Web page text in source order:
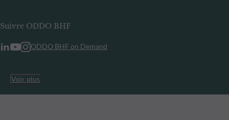
Suivre ODDO BHF
ODDO BHF on Demand
Voir plus